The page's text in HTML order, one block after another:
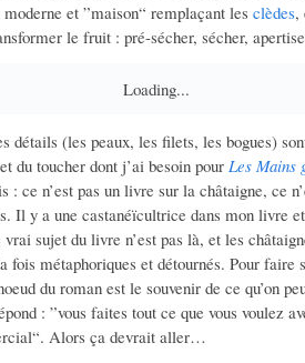
et ”maison“ remplaçant les clèdes,
le fruit : pré-sécher, sécher,
Loading...
détails (les peaux, les filets, les bogues)
du toucher dont j’ai besoin pour Les Mains
: ce n’est pas un livre sur la châtaigne, ce
Il y a une castanéïcultrice dans mon livre
sujet du livre n’est pas là, et les
fois métaphoriques et détournés. Pour
du roman est le souvenir de ce qu’on
: ”vous faites tout ce que vous voulez
Alors ça devrait aller…